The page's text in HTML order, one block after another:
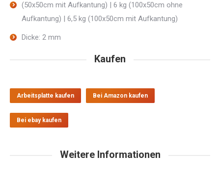
(50x50cm mit Aufkantung) | 6 kg (100x50cm ohne
Aufkantung) | 6,5 kg (100x50cm mit Aufkantung)
Dicke: 2 mm
Kaufen
Arbeitsplatte kaufen Bei Amazon kaufen
Bei ebay kaufen
Weitere Informationen